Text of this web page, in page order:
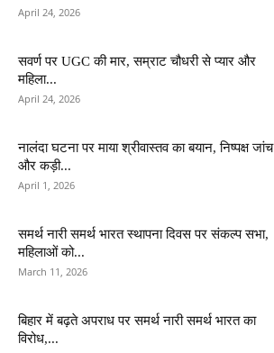
April 24, 2026
सवर्ण पर UGC की मार, सम्राट चौधरी से प्यार और
महिला...
April 24, 2026
नालंदा घटना पर माया श्रीवास्तव का बयान, निष्पक्ष जांच
और कड़ी...
April 1, 2026
समर्थ नारी समर्थ भारत स्थापना दिवस पर संकल्प सभा,
महिलाओं को...
March 11, 2026
बिहार में बढ़ते अपराध पर समर्थ नारी समर्थ भारत का
विरोध,...